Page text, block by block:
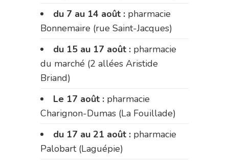
du 7 au 14 août : pharmacie
Bonnemaire (rue Saint-Jacques)
du 15 au 17 août : pharmacie
du marché (2 allées Aristide
Briand)
Le 17 août : pharmacie
Charignon-Dumas (La Fouillade)
du 17 au 21 août : pharmacie
Palobart (Laguépie)